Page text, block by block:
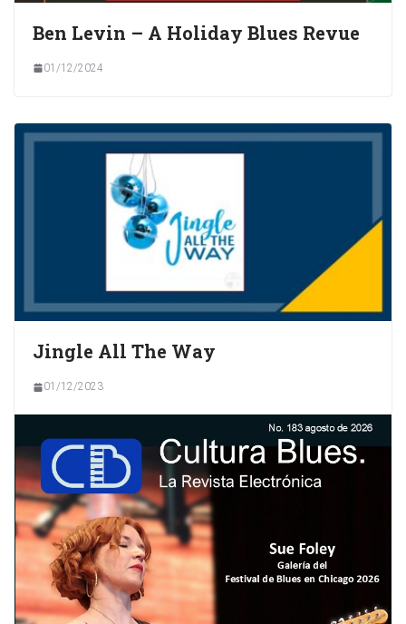
Ben Levin – A Holiday Blues Revue
01/12/2024
Jingle All The Way
01/12/2023